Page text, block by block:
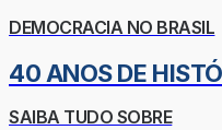
DEMOCRACIA NO BRASIL
40 ANOS DE
SAIBA TUDO SOBRE